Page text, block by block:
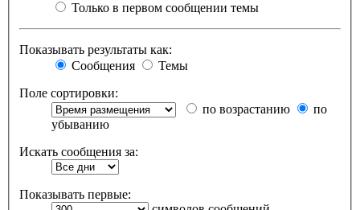
Только в первом сообщении темы
Показывать результаты как:
Сообщения
Темы
Поле сортировки:
по возрастанию
по
убыванию
Искать сообщения за:
Показывать первые: